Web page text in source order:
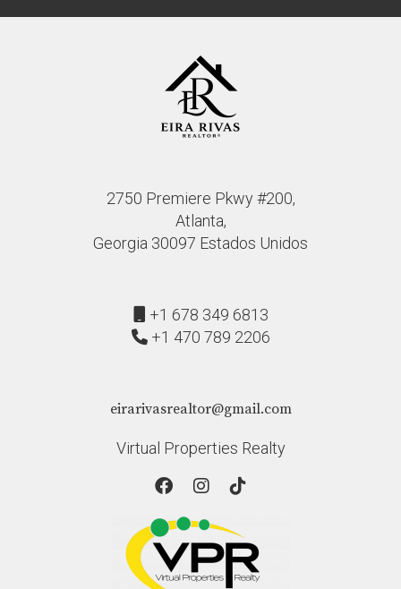
2750 Premiere Pkwy #200,
Atlanta,
Georgia 30097 Estados Unidos
+1 678 349 6813
+1 470 789 2206
eirarivasrealtor@gmail.com
Virtual Properties Realty